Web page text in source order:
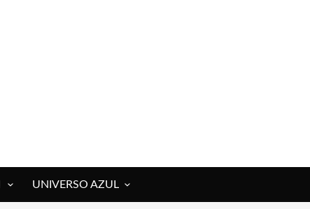
UNIVERSO AZUL